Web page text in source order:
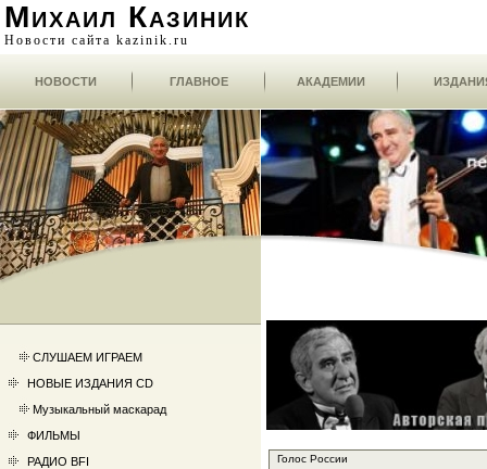
Михаил Казиник
Новости сайта kazinik.ru
НОВОСТИ ГЛАВНОЕ АКАДЕМИИ
СЛУШАЕМ ИГРАЕМ
НОВЫЕ ИЗДАНИЯ CD
Музыкальный маскарад
ФИЛЬМЫ
РАДИО BFI
Голос России